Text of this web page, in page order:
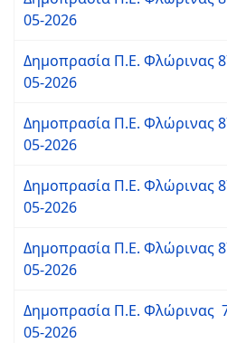
05-2026
Δημοπρασία Π.Ε. Φλώρινας
05-2026
Δημοπρασία Π.Ε. Φλώρινας
05-2026
Δημοπρασία Π.Ε. Φλώρινας
05-2026
Δημοπρασία Π.Ε. Φλώρινας
05-2026
Δημοπρασία Π.Ε. Φλώρινας
05-2026